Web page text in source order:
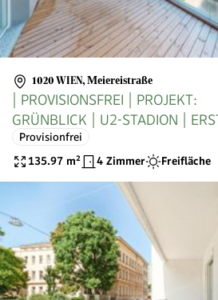
1020 WIEN, Meiereistraße
| PROVISIONSFREI | PROJEKT:
GRÜNBLICK | U2-STADION |
Provisionfrei
135.97 m² 4 Zimmer Freifläche